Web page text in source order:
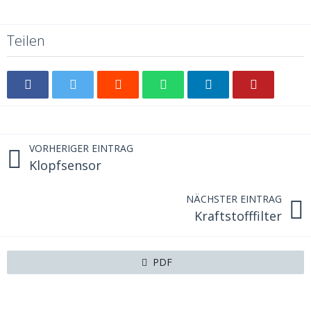
Teilen
VORHERIGER EINTRAG
Klopfsensor
NÄCHSTER EINTRAG
Kraftstofffilter
PDF